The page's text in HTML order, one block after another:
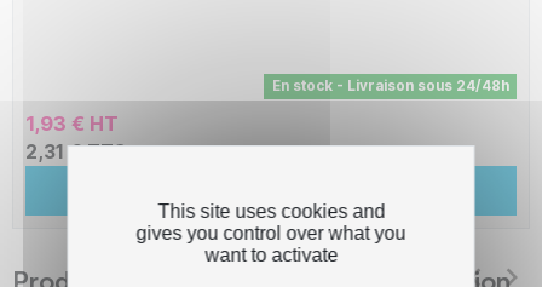
En stock - Livraison sous 24/48h
1,93 € HT
2,31 € TTC
Produits suggérés The Premium Solution
This site uses cookies and
gives you control over what you
want to activate